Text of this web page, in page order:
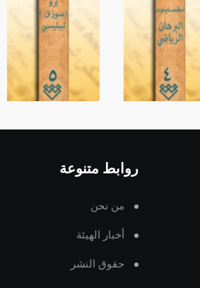
روابط متنوعة
من نحن
أخبار الهيئة
حقوق النشر